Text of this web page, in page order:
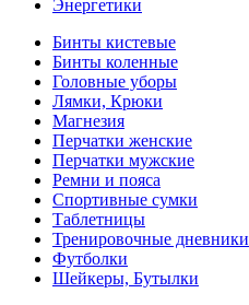
Энергетики
Бинты кистевые
Бинты коленные
Головные уборы
Лямки, Крюки
Магнезия
Перчатки женские
Перчатки мужские
Ремни и пояса
Спортивные сумки
Таблетницы
Тренировочные дневники
Футболки
Шейкеры, Бутылки